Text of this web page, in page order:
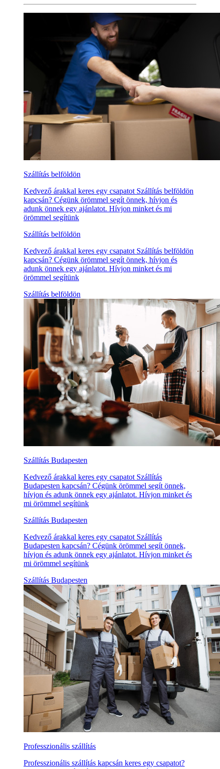
Szállítás belföldön
Kedvező árakkal keres egy csapatot Szállítás belföldön
kapcsán? Cégünk örömmel segít önnek, hívjon és
adunk önnek egy ajánlatot. Hívjon minket és mi
örömmel segítünk
Szállítás belföldön
Kedvező árakkal keres egy csapatot Szállítás belföldön
kapcsán? Cégünk örömmel segít önnek, hívjon és
adunk önnek egy ajánlatot. Hívjon minket és mi
örömmel segítünk
Szállítás belföldön
Szállítás Budapesten
Kedvező árakkal keres egy csapatot Szállítás
Budapesten kapcsán? Cégünk örömmel segít önnek,
hívjon és adunk önnek egy ajánlatot. Hívjon minket és
mi örömmel segítünk
Szállítás Budapesten
Kedvező árakkal keres egy csapatot Szállítás
Budapesten kapcsán? Cégünk örömmel segít önnek,
hívjon és adunk önnek egy ajánlatot. Hívjon minket és
mi örömmel segítünk
Szállítás Budapesten
Professzionális szállítás
Professzionális szállítás kapcsán keres egy csapatot?